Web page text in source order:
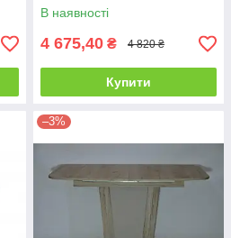
В наявності
4 675,40 ₴ 4 820 ₴
Купити
–3%